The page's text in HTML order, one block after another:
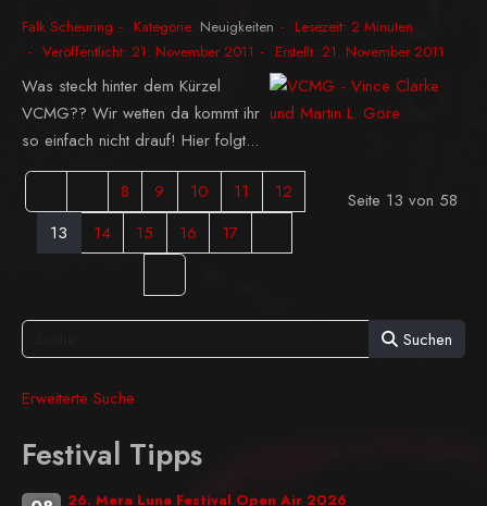
Falk Scheuring Kategorie: Neuigkeiten
Lesezeit: 2 Minuten
Veröffentlicht: 21. November 2011
Erstellt: 21. November 2011
Was steckt hinter dem Kürzel
VCMG?? Wir wetten da kommt ihr
so einfach nicht drauf! Hier folgt...
Seite 13 von 58
8 9 10 11
12
13
14 15 16 17
Suchen
Erweiterte Suche
Festival Tipps
26. Mera Luna Festival Open Air 2026